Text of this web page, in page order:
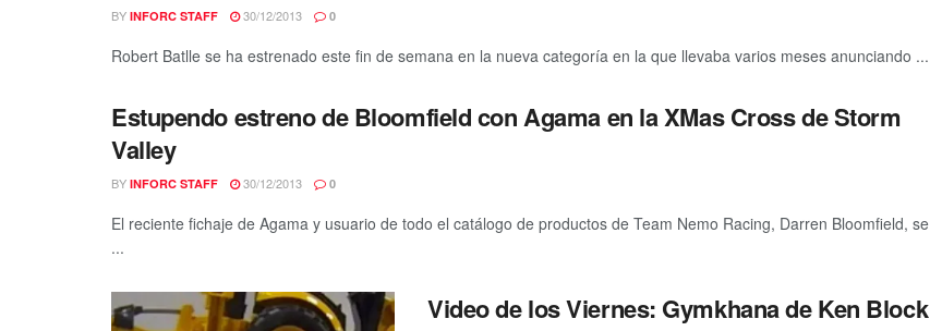
BY INFORC STAFF 30/12/2013 0
Robert Batlle se ha estrenado este fin de semana en la nueva categoría en la que llevaba varios meses anunciando ...
Estupendo estreno de Bloomfield con Agama en la XMas Cross de Storm
Valley
BY INFORC STAFF 30/12/2013 0
El reciente fichaje de Agama y usuario de todo el catálogo de productos de Team Nemo Racing, Darren Bloomfield, se
...
Video de los Viernes: Gymkhana de Ken Block